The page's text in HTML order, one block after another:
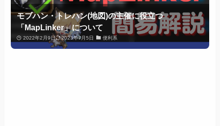
モブハン・トレハン(地図)の主催に役立つ
「MapLinker」について
2022年2月9日 2023年7月5日 便利系